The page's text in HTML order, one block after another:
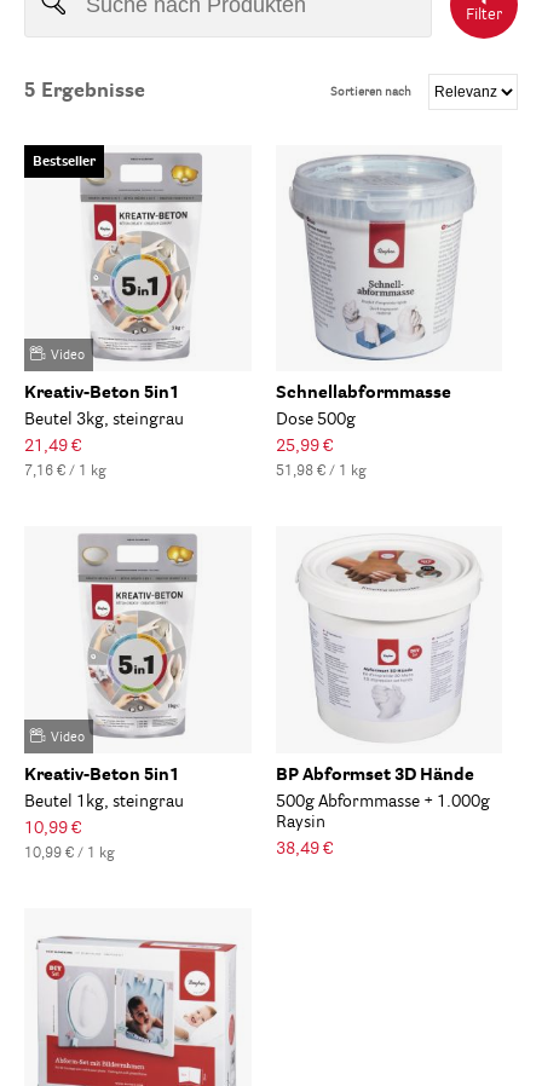
Filter
5 Ergebnisse Sortieren nach
Bestseller
Video
Kreativ-Beton 5in1
Beutel 3kg, steingrau
21,49 €
7,16 € / 1 kg
Schnellabformmasse
Dose 500g
25,99 €
51,98 € / 1 kg
Video
Kreativ-Beton 5in1
Beutel 1kg, steingrau
10,99 €
10,99 € / 1 kg
BP Abformset 3D Hände
500g Abformmasse + 1.000g
Raysin
38,49 €